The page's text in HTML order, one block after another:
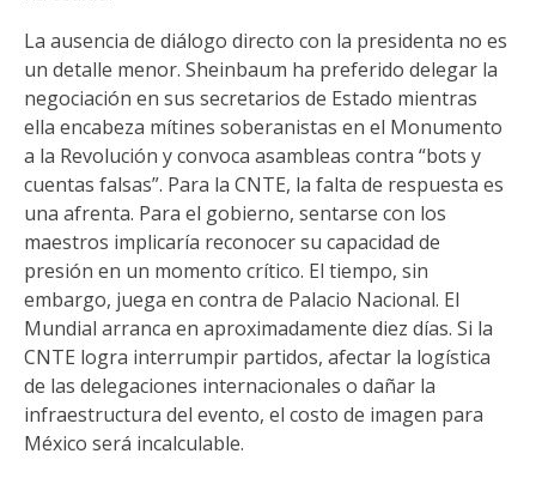
La ausencia de diálogo directo con la presidenta no es
un detalle menor. Sheinbaum ha preferido delegar la
negociación en sus secretarios de Estado mientras
ella encabeza mítines soberanistas en el Monumento
a la Revolución y convoca asambleas contra “bots y
cuentas falsas”. Para la CNTE, la falta de respuesta es
una afrenta. Para el gobierno, sentarse con los
maestros implicaría reconocer su capacidad de
presión en un momento crítico. El tiempo, sin
embargo, juega en contra de Palacio Nacional. El
Mundial arranca en aproximadamente diez días. Si la
CNTE logra interrumpir partidos, afectar la logística
de las delegaciones internacionales o dañar la
infraestructura del evento, el costo de imagen para
México será incalculable.